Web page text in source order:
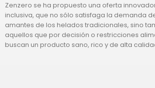
Zenzero se ha propuesto una oferta
inclusiva, que no sólo satisfaga la demanda
amantes de los helados tradicionales, sino
aquellos que por decisión o restricciones
buscan un producto sano, rico y de alta